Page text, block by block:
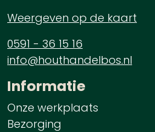
Weergeven op de kaart
0591 - 36 15 16
info@houthandelbos.nl
Informatie
Onze werkplaats
Bezorging